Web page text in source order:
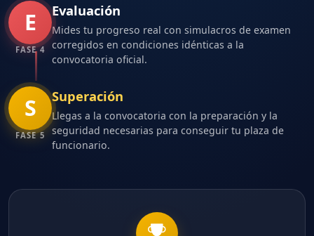
E
FASE 4
Evaluación
Mides tu progreso real con simulacros de examen
corregidos en condiciones idénticas a la
convocatoria oficial.
S
FASE 5
Superación
Llegas a la convocatoria con la preparación y la
seguridad necesarias para conseguir tu plaza de
funcionario.